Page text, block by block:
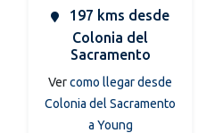
197 kms desde
Colonia del
Sacramento
Vercomo llegar desde
Colonia del Sacramento
a Young